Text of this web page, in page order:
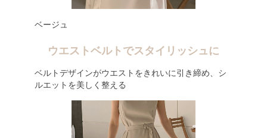
ベージュ
ウエストベルトでスタイリッシュに
ベルトデザインがウエストをきれいに引き締め、シ
ルエットを美しく整える